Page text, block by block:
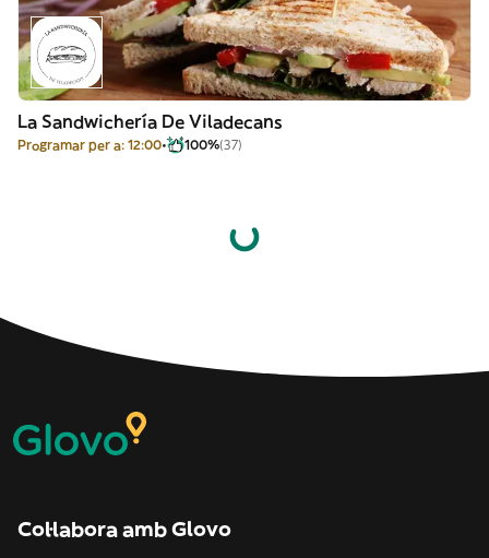
La Sandwichería De Viladecans
Programar per a: 12:00 100%(37)
Col·labora amb Glovo